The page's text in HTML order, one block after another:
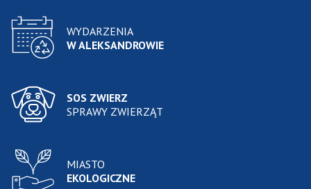
WYDARZENIA
W ALEKSANDROWIE
SOS ZWIERZ
SPRAWY ZWIERZĄT
MIASTO
EKOLOGICZNE